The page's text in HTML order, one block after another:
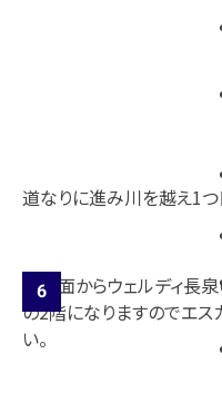
道なりに進み川を越え1